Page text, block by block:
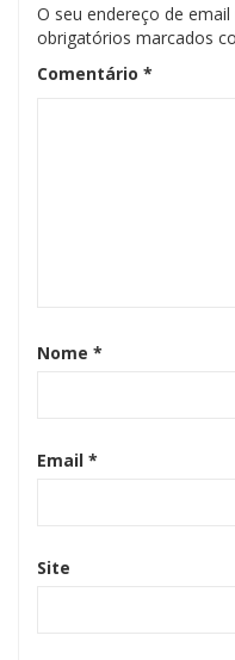
O seu endereço de
obrigatórios marcados
Comentário *
Nome *
Email *
Site